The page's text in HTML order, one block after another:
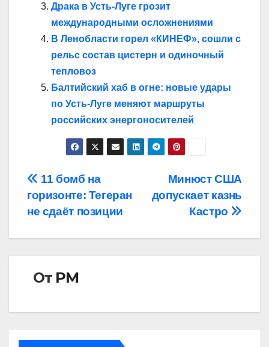
Драка в Усть-Луге грозит
международными осложнениями
В Ленобласти горел «КИНЕФ», сошли с
рельс состав цистерн и одиночный
тепловоз
Балтийский хаб в огне: новые удары
по Усть‑Луге меняют маршруты
российских энергоносителей
Навигация
по
записям
Минюст США
допускает казнь
Кастро
11 бомб на
горизонте: Тегеран
не сдаёт позиции
От РМ